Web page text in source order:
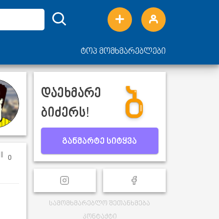
ტოპ მომხმარებლები
0
დაეხმარე
ბიძერს!
განმარტე სიტყვა
სამომხმარებლო შეთანხმება
კონტაქტი